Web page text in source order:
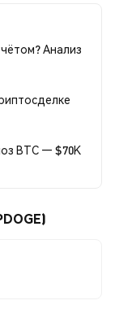
Анализ
BTC — $70K